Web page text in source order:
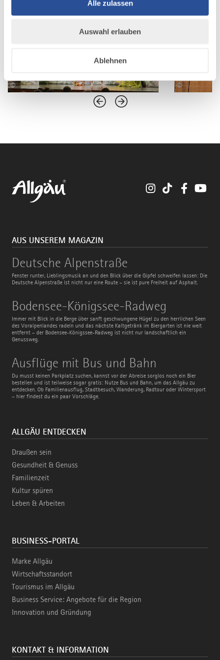
Alle zulassen
Auswahl erlauben
Ablehnen
© ©
InstagramTikTok
AUS UNSEREM MAGAZIN
Deutsche Alpenstraße
Fenster runter, Lieblingsmusik an und den Blick über die Gipfel schweifen lassen: Die
Deutsche Alpenstraße ist nicht nur eine Route – sie ist pure Freiheit auf Asphalt.
Deutsche
Alpenstraße
Bodensee-Königssee-Radweg
Immer mit Blick in die Berge über sanft geschwungene Hügel zu den herrlichen Seen
des Voralpenlandes radeln und das nächste Kaltgetränk im Biergarten ist nie weit
entfernt – der Bodensee-Königssee-Radweg ist nicht nur landschaftlich ein
Genussweg.
Bodensee-
Königssee-
Radweg
Ausflüge mit Bus und Bahn
Du musst keinen Parkplatz suchen, kannst vor der Abreise sorglos noch ein Bier
bestellen und ist teilweise sogar gratis: Nutze Bus und Bahn, um das Allgäu zu
entdecken. Ob Familienausflug, Stadtbesuch, Wanderung, Radtour oder Wintersport
– hier findest du ein paar Vorschläge.
Ausflüge
mit
Bus
und
Bahn
ALLGÄU ENTDECKEN
Draußen sein
Gesundheit & Genuss
Familienzeit
Kultur spüren
Leben & Arbeiten
BUSINESS-PORTAL
Marke Allgäu
Wirtschaftsstandort
Tourismus im Allgäu
Business Service: Angebote für die Region
Innovation und Gründung
KONTAKT & INFORMATION